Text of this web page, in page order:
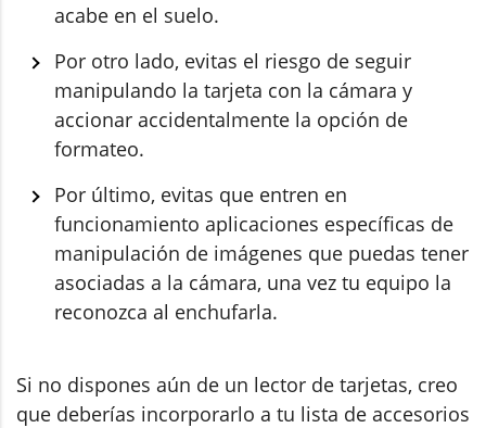
acabe en el suelo.
Por otro lado, evitas el riesgo de seguir
manipulando la tarjeta con la cámara y
accionar accidentalmente la opción de
formateo.
Por último, evitas que entren en
funcionamiento aplicaciones específicas de
manipulación de imágenes que puedas tener
asociadas a la cámara, una vez tu equipo la
reconozca al enchufarla.
Si no dispones aún de un lector de tarjetas, creo
que deberías incorporarlo a tu lista de accesorios